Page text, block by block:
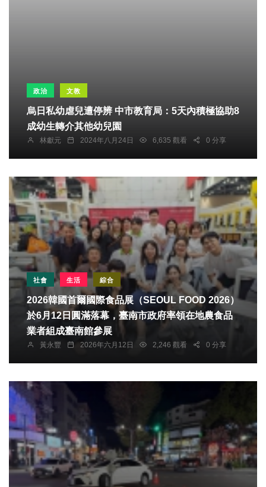
政治 文教
烏日私幼虐兒遭停辨 中市教育局：5天內積極協助8
成幼生轉介其他幼兒園
林獻元 2024年八月24日 6,635 觀看 0 分享
社會 生活 綜合
2026韓國首爾國際食品展（SEOUL FOOD 2026）
於6月12日圓滿落幕，臺南市政府率領在地農食品
業者組成臺南館參展
黃永豐 2026年六月12日 2,246 觀看 0 分享